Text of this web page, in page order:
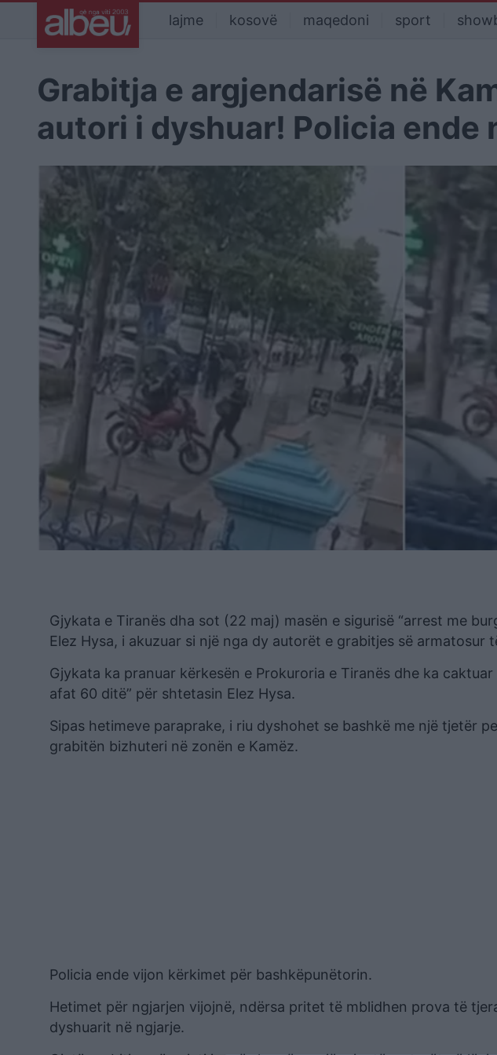
lajme kosovë maqedoni sport
Grabitja e argjendarisë në
autori i dyshuar! Policia ende
Gjykata e Tiranës dha sot (22 maj) masën e sigurisë “arrest me
Elez Hysa, i akuzuar si një nga dy autorët e grabitjes së armatosur
Gjykata ka pranuar kërkesën e Prokuroria e Tiranës dhe ka
afat 60 ditë” për shtetasin Elez Hysa.
Sipas hetimeve paraprake, i riu dyshohet se bashkë me një tjetër
grabitën bizhuteri në zonën e Kamëz.
Policia ende vijon kërkimet për bashkëpunëtorin.
Hetimet për ngjarjen vijojnë, ndërsa pritet të mblidhen prova të
dyshuarit në ngjarje.